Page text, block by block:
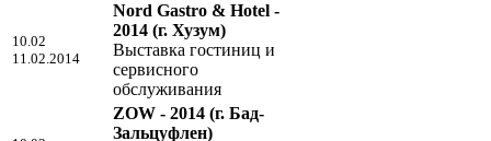
10.02
11.02.2014
Nord Gastro & Hotel -
2014 (г. Хузум)
Выставка гостиниц и
сервисного
обслуживания
ZOW - 2014 (г. Бад-
Зальцуфлен)